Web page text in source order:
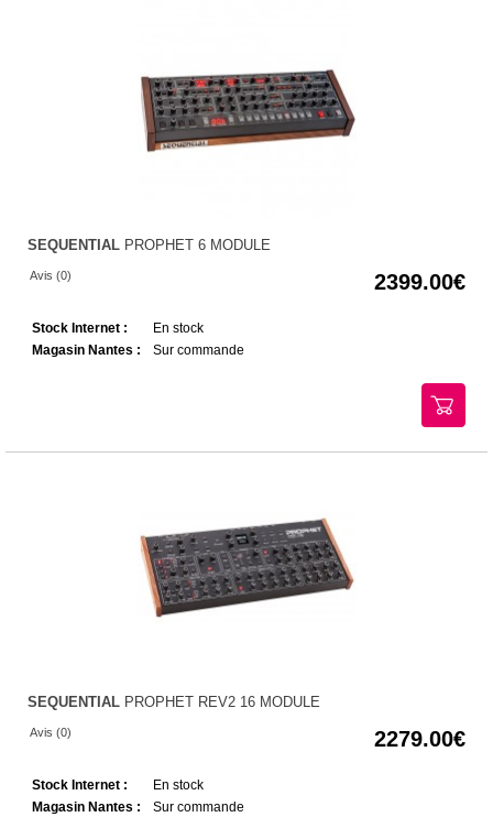
SEQUENTIAL PROPHET 6 MODULE
Avis (0) 2399.00
Stock Internet :
En stock
Magasin Nantes :
Sur commande
SEQUENTIAL PROPHET REV2 16 MODULE
Avis (0) 2279.00
Stock Internet :
En stock
Magasin Nantes :
Sur commande